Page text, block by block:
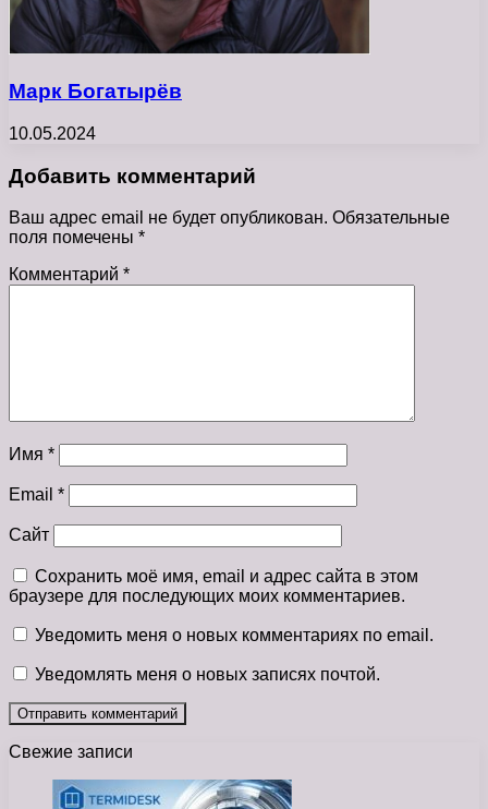
Марк Богатырёв
10.05.2024
Добавить комментарий
Ваш адрес email не будет опубликован. Обязательные
поля помечены *
Комментарий *
Имя *
Email *
Сайт
Сохранить моё имя, email и адрес сайта в этом
браузере для последующих моих комментариев.
Уведомить меня о новых комментариях по email.
Уведомлять меня о новых записях почтой.
Свежие записи